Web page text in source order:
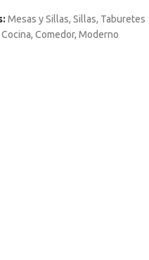
Mesas y Sillas, Sillas, Taburetes
Cocina, Comedor, Moderno